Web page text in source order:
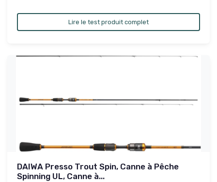
Lire le test produit complet
DAIWA Presso Trout Spin, Canne à Pêche
Spinning UL, Canne à...